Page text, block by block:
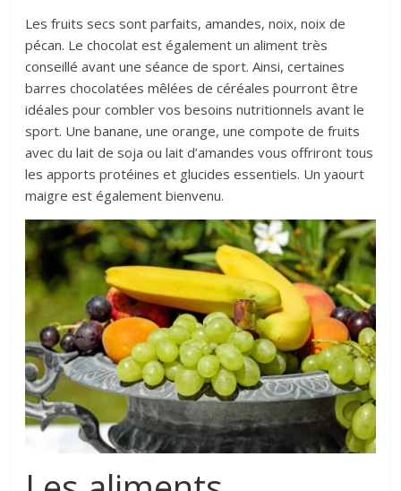
Les fruits secs sont parfaits, amandes, noix, noix de
pécan. Le chocolat est également un aliment très
conseillé avant une séance de sport. Ainsi, certaines
barres chocolatées mêlées de céréales pourront être
idéales pour combler vos besoins nutritionnels avant le
sport. Une banane, une orange, une compote de fruits
avec du lait de soja ou lait d’amandes vous offriront tous
les apports protéines et glucides essentiels. Un yaourt
maigre est également bienvenu.